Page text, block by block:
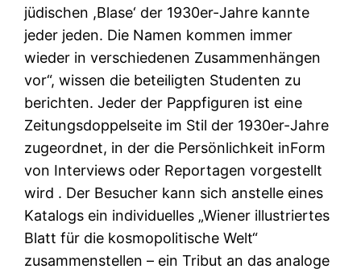
jüdischen ,Blase‘ der 1930er-Jahre kannte
jeder jeden. Die Namen kommen immer
wieder in verschiedenen Zusammenhängen
vor“, wissen die beteiligten Studenten zu
berichten. Jeder der Pappfiguren ist eine
Zeitungsdoppelseite im Stil der 1930er-Jahre
zugeordnet, in der die Persönlichkeit inForm
von Interviews oder Reportagen vorgestellt
wird . Der Besucher kann sich anstelle eines
Katalogs ein individuelles „Wiener illustriertes
Blatt für die kosmopolitische Welt“
zusammenstellen – ein Tribut an das analoge